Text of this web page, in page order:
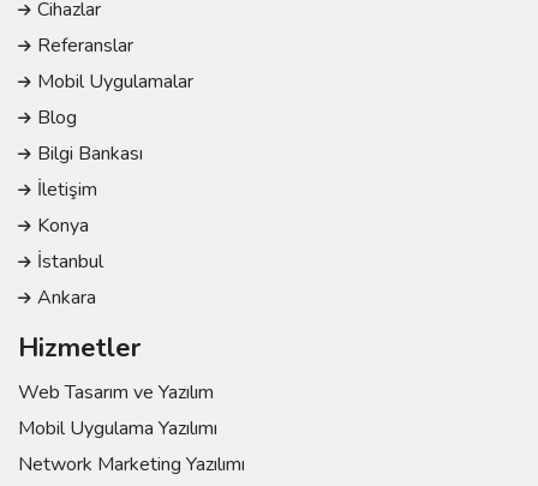
Cihazlar
Referanslar
Mobil Uygulamalar
Blog
Bilgi Bankası
İletişim
Konya
İstanbul
Ankara
Hizmetler
Web Tasarım ve Yazılım
Mobil Uygulama Yazılımı
Network Marketing Yazılımı